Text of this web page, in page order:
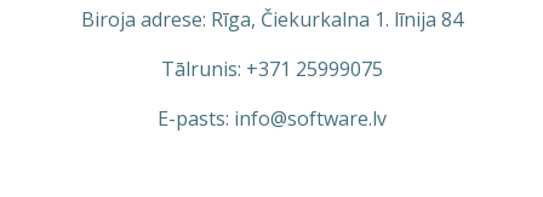
Biroja adrese: Rīga, Čiekurkalna 1. līnija 84
Tālrunis: +371 25999075
E-pasts: info@software.lv